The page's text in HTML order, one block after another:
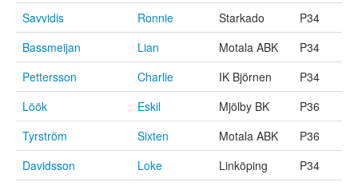
Savvidis
Ronnie Starkado
P34
Bassmeijan
Lian Motala ABK
P34
Pettersson
Charlie IK Björnen
P34
Löök
Eskil Mjölby BK
P36
Tyrström
Sixten Motala ABK
P36
Davidsson
Loke Linköping
P34